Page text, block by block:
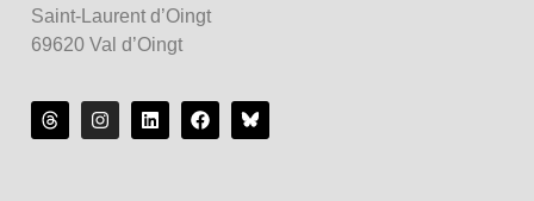
Saint-Laurent d’Oingt
69620 Val d’Oingt